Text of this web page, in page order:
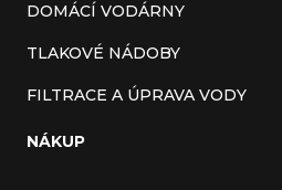
DOMÁCÍ VODÁRNY
TLAKOVÉ NÁDOBY
FILTRACE A ÚPRAVA VODY
NÁKUP